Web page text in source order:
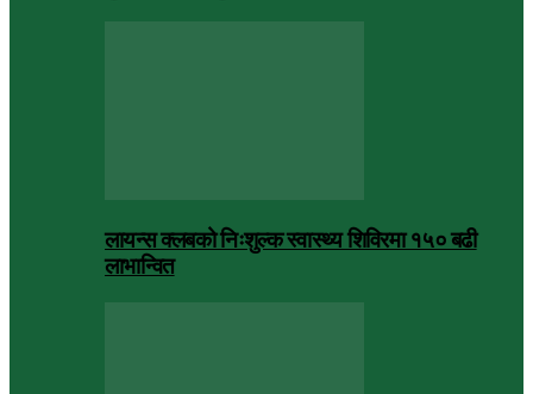
लायन्स क्लबको निःशुल्क स्वास्थ्य शिविरमा १५० बढी
लाभान्वित